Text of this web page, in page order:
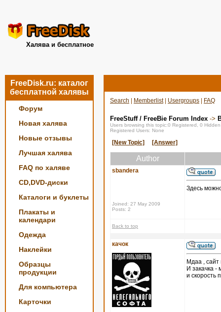
Халява и бесплатное
FreeDisk.ru: каталог
бесплатной халявы
Форум
Новая халява
Новые отзывы
Лучшая халява
FAQ по халяве
CD,DVD-диски
Каталоги и буклеты
Плакаты и
календари
Одежда
Наклейки
Образцы
продукции
Для компьютера
Карточки
Search Memberlist| Usergroups FAQ
FreeStuff / FreeBie Forum Index ->
Users browsing this topic:0 Registered, 0
Registered Users: None
[New Topic] [Answer]
Author
sbandera
Joined: 27 May 2009
Posts: 2
Здесь
Back to top
качок
Мдаа , сайт
И закачка -
и скорость